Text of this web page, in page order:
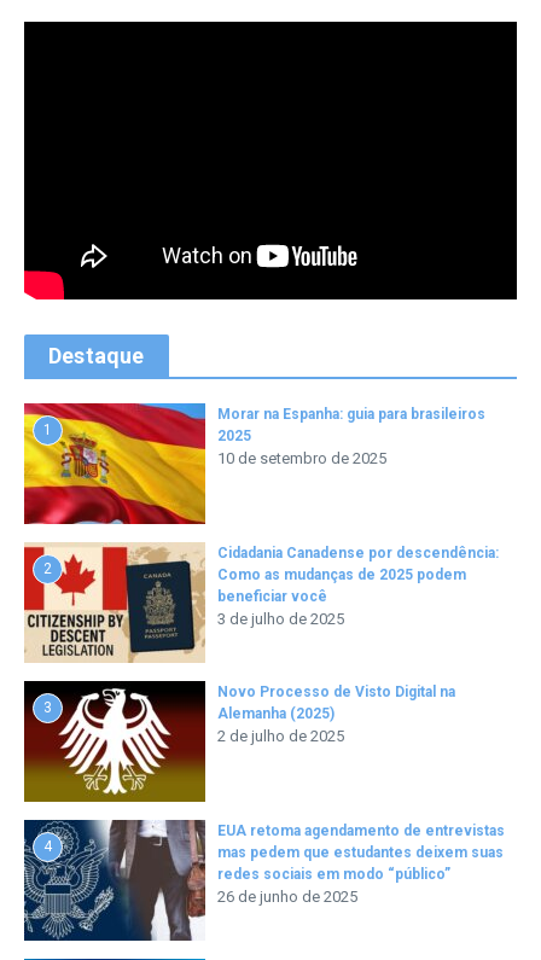
Destaque
1
Morar na Espanha: guia para brasileiros
2025
10 de setembro de 2025
2
Cidadania Canadense por descendência:
Como as mudanças de 2025 podem
beneficiar você
3 de julho de 2025
3
Novo Processo de Visto Digital na
Alemanha (2025)
2 de julho de 2025
4
EUA retoma agendamento de entrevistas
mas pedem que estudantes deixem suas
redes sociais em modo “público”
26 de junho de 2025